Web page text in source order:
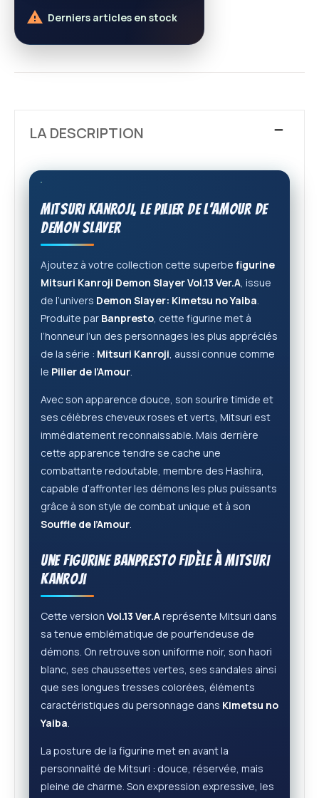
 Derniers articles en stock
LA DESCRIPTION
Mitsuri Kanroji, le Pilier de l’Amour de
Demon Slayer
Ajoutez à votre collection cette superbe figurine
Mitsuri Kanroji Demon Slayer Vol.13 Ver.A, issue
de l’univers Demon Slayer: Kimetsu no Yaiba.
Produite par Banpresto, cette figurine met à
l’honneur l’un des personnages les plus appréciés
de la série : Mitsuri Kanroji, aussi connue comme
le Pilier de l’Amour.
Avec son apparence douce, son sourire timide et
ses célèbres cheveux roses et verts, Mitsuri est
immédiatement reconnaissable. Mais derrière
cette apparence tendre se cache une
combattante redoutable, membre des Hashira,
capable d’affronter les démons les plus puissants
grâce à son style de combat unique et à son
Souffle de l’Amour.
Une figurine Banpresto fidèle à Mitsuri
Kanroji
Cette version Vol.13 Ver.Areprésente Mitsuri dans
sa tenue emblématique de pourfendeuse de
démons. On retrouve son uniforme noir, son haori
blanc, ses chaussettes vertes, ses sandales ainsi
que ses longues tresses colorées, éléments
caractéristiques du personnage dans Kimetsu no
Yaiba.
La posture de la figurine met en avant la
personnalité de Mitsuri : douce, réservée, mais
pleine de charme. Son expression expressive, les